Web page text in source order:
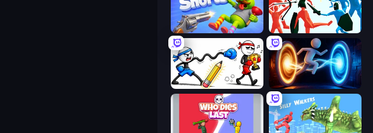
No Shorts Funny Battle Simulator
Doodle Smash Portal Escape